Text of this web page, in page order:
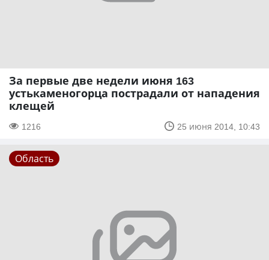
За первые две недели июня 163
устькаменогорца пострадали от нападения
клещей
1216 25 июня 2014, 10:43
Область